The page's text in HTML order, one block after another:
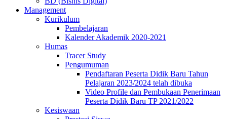
Management
Kurikulum
Pembelajaran
Kalender Akademik 2020-2021
Humas
Tracer Study
Pengumuman
Pendaftaran Peserta Didik Baru Tahun
Pelajaran 2023/2024 telah dibuka
Video Profile dan Pembukaan Penerimaan
Peserta Didik Baru TP 2021/2022
Kesiswaan